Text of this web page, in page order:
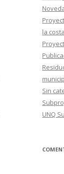
la
Sin
UNQ